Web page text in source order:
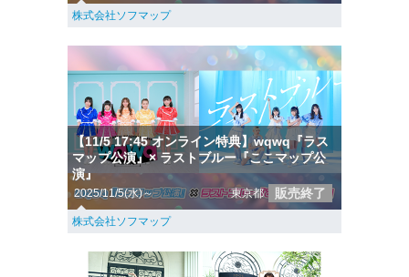
株式会社ソフマップ
【11/5 17:45 オンライン特典】wqwq『ラス
マップ公演』× ラストブルー『ここマップ公
演』
2025/11/5(水)～ 東京都 販売終了
株式会社ソフマップ